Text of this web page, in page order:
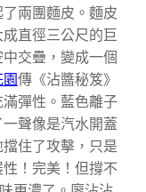
了兩團麵皮。麵皮
直徑三公尺的巨
交疊，變成一個
傳《沾醬秘笈》
彈性。藍色離子
聲像是汽水開蓋
住了攻擊，只是
！完美！但撐不